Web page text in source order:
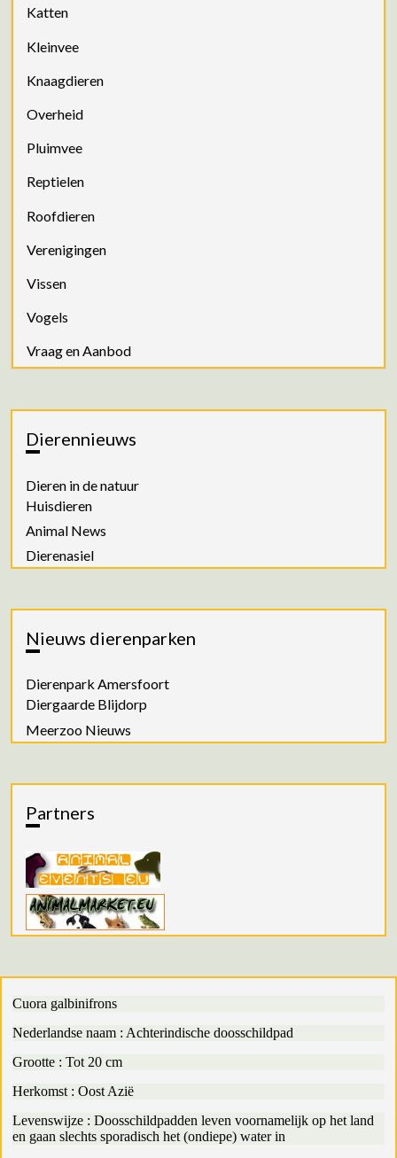
Katten
Kleinvee
Knaagdieren
Overheid
Pluimvee
Reptielen
Roofdieren
Verenigingen
Vissen
Vogels
Vraag en Aanbod
Dierennieuws
Dieren in de natuur
Huisdieren
Animal News
Dierenasiel
Nieuws dierenparken
Dierenpark Amersfoort
Diergaarde Blijdorp
Meerzoo Nieuws
Partners
Cuora galbinifrons
Nederlandse naam : Achterindische doosschildpad
Grootte : Tot 20 cm
Herkomst : Oost Azië
Levenswijze : Doosschildpadden leven voornamelijk op het land
en gaan slechts sporadisch het (ondiepe) water in